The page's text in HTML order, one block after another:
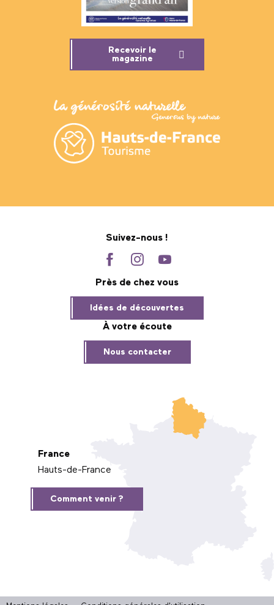
Recevoir le
magazine
Suivez-nous !
Près de chez vous
Idées de découvertes
À votre écoute
Nous contacter
France
Hauts-de-France
Comment venir ?